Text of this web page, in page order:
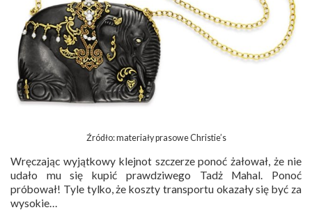
Źródło: materiały prasowe Christie’s
Wręczając wyjątkowy klejnot szczerze ponoć żałował, że nie
udało mu się kupić prawdziwego Tadż Mahal. Ponoć
próbował! Tyle tylko, że koszty transportu okazały się być za
wysokie…